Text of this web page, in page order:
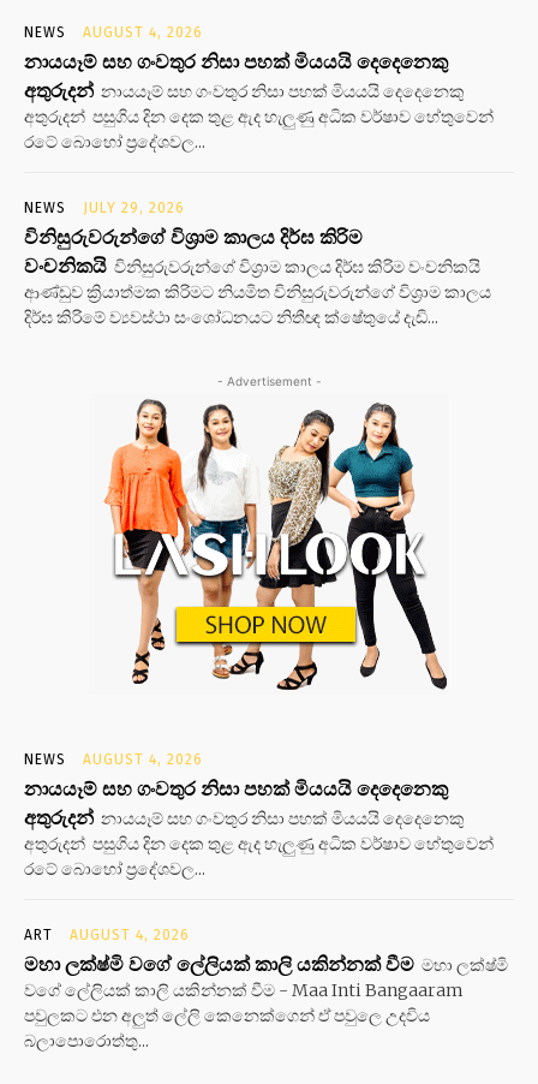
NEWS AUGUST 4, 2026
නායයෑම් සහ ගංවතුර නිසා පහක් මියයයි දෙදෙනෙකු
අතුරුදන් නායයෑම් සහ ගංවතුර නිසා පහක් මියයයි දෙදෙනෙකු
අතුරුදන් පසුගිය දින දෙක තුළ ඇද හැලුණු අධික වර්ෂාව හේතුවෙන්
රටේ බොහෝ ප්‍රදේශවල...
NEWS JULY 29, 2026
විනිසුරුවරුන්ගේ විශ්‍රාම කාලය දිර්ඝ කිරිම
වංචනිකයි විනිසුරුවරුන්ගේ විශ්‍රාම කාලය දිර්ඝ කිරිම වංචනිකයි
ආණ්ඩුව ක්‍රියාත්මක කිරිමට නියමිත විනිසුරුවරුන්ගේ විශ්‍රාම කාලය
දිර්ඝ කිරිමේ ව්‍යවස්ථා සංශෝධනයට නිතීඥ ක්ෂේතුයේ දැඩි...
- Advertisement -
NEWS AUGUST 4, 2026
නායයෑම් සහ ගංවතුර නිසා පහක් මියයයි දෙදෙනෙකු
අතුරුදන් නායයෑම් සහ ගංවතුර නිසා පහක් මියයයි දෙදෙනෙකු
අතුරුදන් පසුගිය දින දෙක තුළ ඇද හැලුණු අධික වර්ෂාව හේතුවෙන්
රටේ බොහෝ ප්‍රදේශවල...
ART AUGUST 4, 2026
මහා ලක්ෂ්මි වගේ ලේලියක් කාලි යකින්නක් වීම මහා ලක්ෂ්මි
වගේ ලේලියක් කාලි යකින්නක් වීම - Maa Inti Bangaaram
පවුලකට එන අලුත් ලේලි කෙනෙක්ගෙන් ඒ පවුලෙ උදවිය
බලාපොරොත්තු...